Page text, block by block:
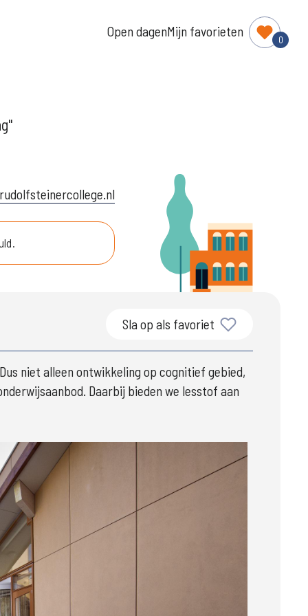
Open dagenMijn favorieten
0
Sla op als favoriet
niet alleen ontwikkeling op cognitief gebied,
Daarbij bieden we lesstof aan